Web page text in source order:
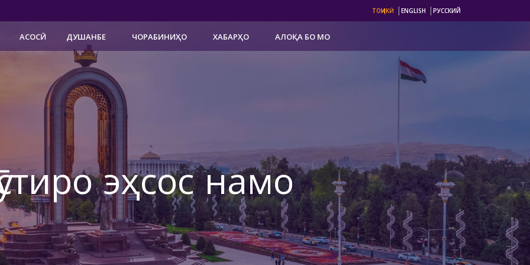
ТОҶИКӢ | ENGLISH | РУССКИЙ
АСОСӢ ДУШАНБЕ ЧОРАБИНИҲО ХАБАРҲО АЛОҚА БО МО
эҳсос намо